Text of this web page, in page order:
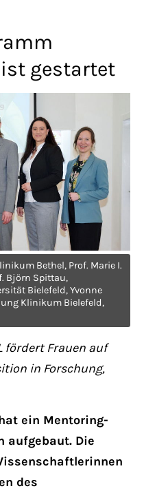
(GMT +1)
gestartet
Bethel, Prof. Marie I.
Björn Spittau,
Bielefeld, Yvonne
Klinikum Bielefeld,
fördert Frauen auf
in Forschung,
ein Mentoring-
aufgebaut. Die
des